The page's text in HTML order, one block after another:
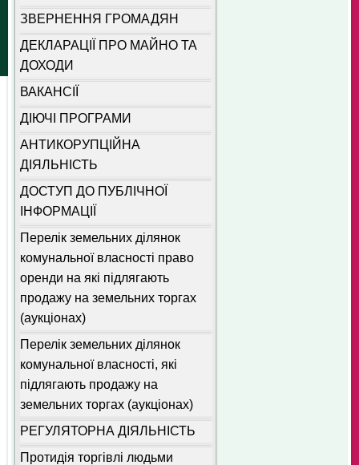
ЗВЕРНЕННЯ ГРОМАДЯН
ДЕКЛАРАЦІЇ ПРО МАЙНО ТА
ДОХОДИ
ВАКАНСІЇ
ДІЮЧІ ПРОГРАМИ
АНТИКОРУПЦІЙНА
ДІЯЛЬНІСТЬ
ДОСТУП ДО ПУБЛІЧНОЇ
ІНФОРМАЦІЇ
Перелік земельних ділянок
комунальної власності право
оренди на які підлягають
продажу на земельних торгах
(аукціонах)
Перелік земельних ділянок
комунальної власності, які
підлягають продажу на
земельних торгах (аукціонах)
РЕГУЛЯТОРНА ДІЯЛЬНІСТЬ
Протидія торгівлі людьми